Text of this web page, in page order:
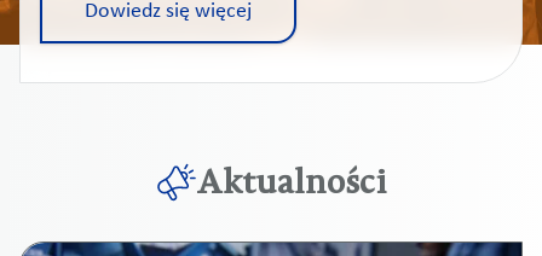
Dowiedz się więcej
Aktualności